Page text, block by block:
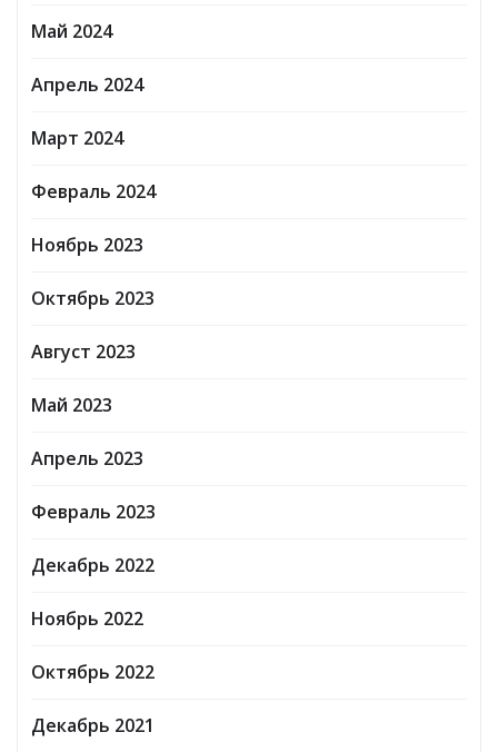
Май 2024
Апрель 2024
Март 2024
Февраль 2024
Ноябрь 2023
Октябрь 2023
Август 2023
Май 2023
Апрель 2023
Февраль 2023
Декабрь 2022
Ноябрь 2022
Октябрь 2022
Декабрь 2021